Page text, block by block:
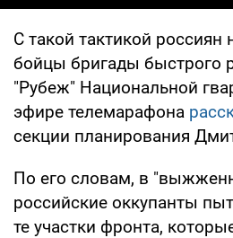
С такой тактикой
бойцы бригады быстрого
"Рубеж" Национальной
эфире телемарафона
секции планирования
По его словам, в
российские оккупанты
те участки фронта,